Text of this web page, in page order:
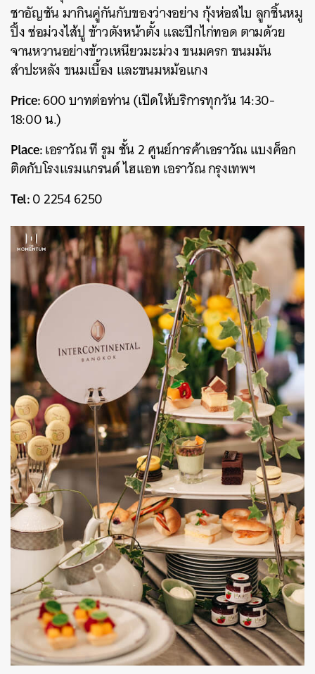
ชาอัญชัน มากินคู่กันกับของว่างอย่าง กุ้งห่อสไบ ลูกชิ้นหมู
ปิ้ง ช่อม่วงไส้ปู ข้าวตังหน้าตั้ง และปีกไก่ทอด ตามด้วย
จานหวานอย่างข้าวเหนียวมะม่วง ขนมครก ขนมมัน
สำปะหลัง ขนมเบื้อง และขนมหม้อแกง
Price:600 บาทต่อท่าน (เปิดให้บริการทุกวัน 14:30-
18:00 น.)
Place:เอราวัณ ที รูม ชั้น 2 ศูนย์การค้าเอราวัณ แบงค็อก
ติดกับโรงแรมแกรนด์ ไฮแอท เอราวัณ กรุงเทพฯ
Tel:0 2254 6250
ค้นหา
SHARE TWEET LINE EMAIL